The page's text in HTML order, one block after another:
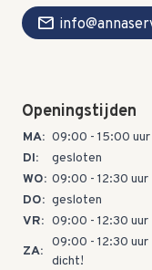
mail
Openingstijden
MA: 09:00 - 15:00 uur
DI:
gesloten
WO: 09:00 - 12:30 uur
DO: gesloten
VR: 09:00 - 12:30 uur
ZA:
09:00 - 12:30 uur
dicht!